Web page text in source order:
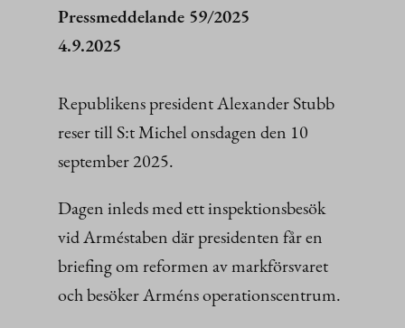
Pressmeddelande 59/2025
4.9.2025
Republikens president Alexander Stubb
reser till S:t Michel onsdagen den 10
september 2025.
Dagen inleds med ett inspektionsbesök
vid Arméstaben där presidenten får en
briefing om reformen av markförsvaret
och besöker Arméns operationscentrum.